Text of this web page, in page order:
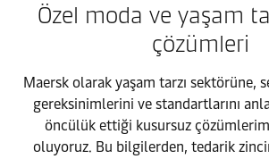
Özel moda ve yaşam
çözümleri
Maersk olarak yaşam tarzı sektörüne,
gereksinimlerini ve standartlarını
öncülük ettiği kusursuz
oluyoruz. Bu bilgilerden, tedarik